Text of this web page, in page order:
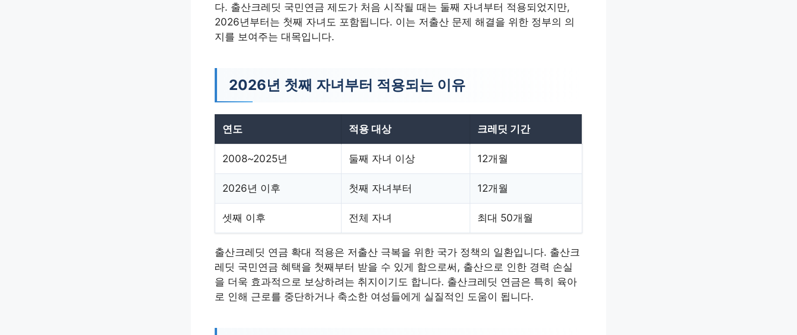
다. 출산크레딧 국민연금 제도가 처음 시작될 때는 둘째 자녀부터 적용되었지만,
2026년부터는 첫째 자녀도 포함됩니다. 이는 저출산 문제 해결을 위한 정부의 의
지를 보여주는 대목입니다.
2026년 첫째 자녀부터 적용되는 이유
연도 적용 대상 크레딧 기간
2008~2025년 둘째 자녀 이상 12개월
2026년 이후 첫째 자녀부터 12개월
셋째 이후 전체 자녀 최대 50개월
출산크레딧 연금 확대 적용은 저출산 극복을 위한 국가 정책의 일환입니다. 출산크
레딧 국민연금 혜택을 첫째부터 받을 수 있게 함으로써, 출산으로 인한 경력 손실
을 더욱 효과적으로 보상하려는 취지이기도 합니다. 출산크레딧 연금은 특히 육아
로 인해 근로를 중단하거나 축소한 여성들에게 실질적인 도움이 됩니다.